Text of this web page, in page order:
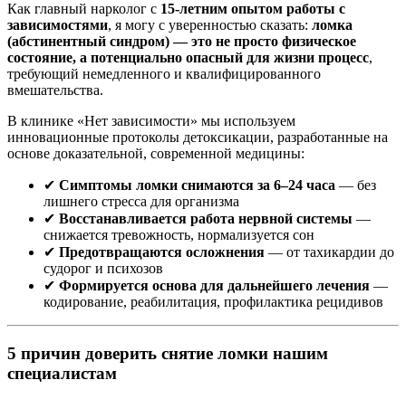
Как главный нарколог с 15-летним опытом работы с
зависимостями, я могу с уверенностью сказать: ломка
(абстинентный синдром) — это не просто физическое
состояние, а потенциально опасный для жизни процесс,
требующий немедленного и квалифицированного
вмешательства.
В клинике «Нет зависимости» мы используем
инновационные протоколы детоксикации, разработанные на
основе доказательной, современной медицины:
✔ Симптомы ломки снимаются за 6–24 часа — без
лишнего стресса для организма
✔ Восстанавливается работа нервной системы —
снижается тревожность, нормализуется сон
✔ Предотвращаются осложнения — от тахикардии до
судорог и психозов
✔ Формируется основа для дальнейшего лечения —
кодирование, реабилитация, профилактика рецидивов
5 причин доверить снятие ломки нашим
специалистам